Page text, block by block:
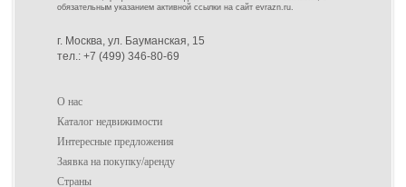
обязательным указанием активной ссылки на сайт evrazn.ru.
г. Москва, ул. Бауманская, 15
тел.: +7 (499) 346-80-69
О нас
Каталог недвижимости
Интересные предложения
Заявка на покупку/аренду
Страны